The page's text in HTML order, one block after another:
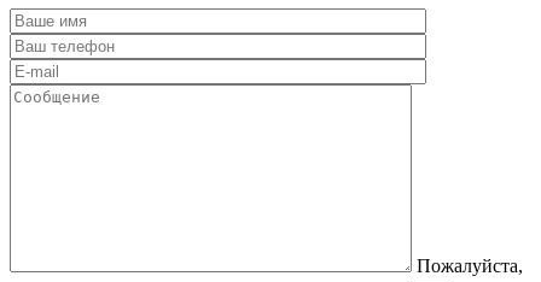
Пожалуйста,